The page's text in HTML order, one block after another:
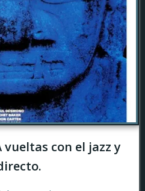
vueltas con el jazz y